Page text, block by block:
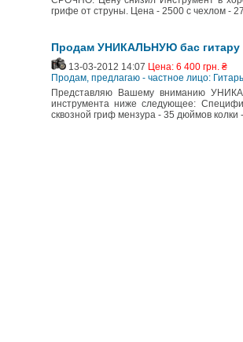
грифе от струны. Цена - 2500 с чехлом -
Продам УНИКАЛЬНУЮ бас гитару
13-03-2012 14:07 Цена: 6 400 грн. ₴
Продам, предлагаю - частное лицо:
Представляю Вашему вниманию
инструмента ниже следующее:
сквозной гриф мензура - 35 дюймов колки